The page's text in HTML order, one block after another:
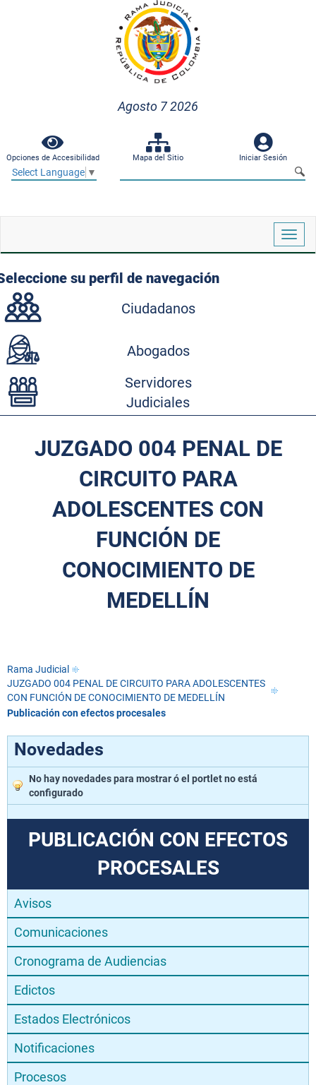
Agosto 7 2026
Opciones de Accesibilidad Mapa del Sitio Iniciar Sesión
Select Language ▼
su perfil de navegación
Ciudadanos
Abogados
Servidores
Judiciales
JUZGADO 004 PENAL DE
CIRCUITO PARA
ADOLESCENTES CON
FUNCIÓN DE
CONOCIMIENTO DE
MEDELLÍN
Rama Judicial
JUZGADO 004 PENAL DE CIRCUITO PARA ADOLESCENTES
CON FUNCIÓN DE CONOCIMIENTO DE MEDELLÍN
Publicación con efectos procesales
Novedades
No hay novedades para mostrar ó el portlet no está
configurado
PUBLICACIÓN CON EFECTOS
PROCESALES
Avisos
Comunicaciones
Cronograma de Audiencias
Edictos
Estados Electrónicos
Notificaciones
Procesos